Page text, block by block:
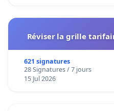
Réviser la grille
621 signatures
28 Signatures / 7 jours
15 Jul 2026